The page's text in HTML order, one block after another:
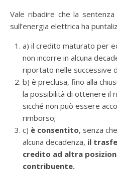
Vale ribadire che la
sull’energia elettrica ha
a) il credito maturato per
non incorre in alcuna
riportato nelle successive
b) è preclusa, fino alla
la possibilità di ottenere il
sicché non può essere
rimborso;
c) è consentito, senza
alcuna decadenza, il
credito ad altra
contribuente.